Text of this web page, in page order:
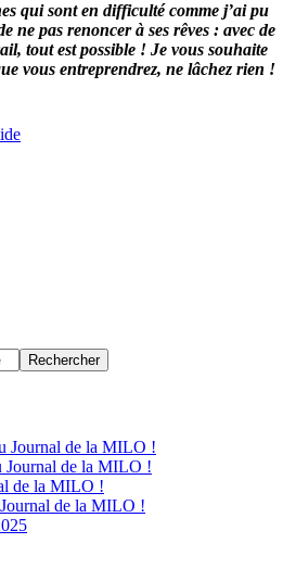
qui sont en difficulté comme j’ai pu
ne pas renoncer à ses rêves : avec de
tout est possible ! Je vous souhaite
vous entreprendrez, ne lâchez rien !
Journal de la MILO !
Journal de la MILO !
de la MILO !
de la MILO !